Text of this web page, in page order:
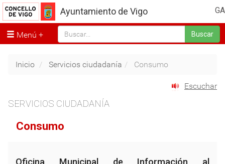
GA
Ayuntamiento de Vigo
Menú Buscar
Inicio Servicios ciudadanía Consumo
Escuchar
SERVICIOS CIUDADANÍA
Consumo
Oficina Municipal de Información al